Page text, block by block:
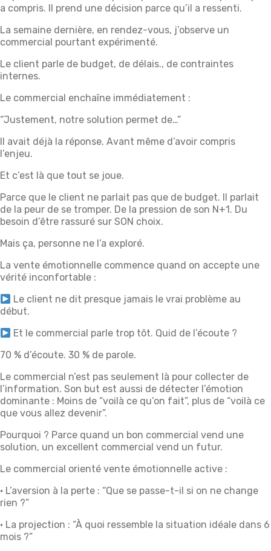
a compris. Il prend une décision parce qu’il a ressenti.
La semaine dernière, en rendez-vous, j’observe un
commercial pourtant expérimenté.
Le client parle de budget, de délais., de contraintes
internes.
Le commercial enchaîne immédiatement :
“Justement, notre solution permet de…”
Il avait déjà la réponse. Avant même d’avoir compris
l’enjeu.
Et c’est là que tout se joue.
Parce que le client ne parlait pas que de budget. Il parlait
de la peur de se tromper. De la pression de son N+1. Du
besoin d’être rassuré sur SON choix.
Mais ça, personne ne l’a exploré.
La vente émotionnelle commence quand on accepte une
vérité inconfortable :
Le client ne dit presque jamais le vrai problème au
début.
Et le commercial parle trop tôt. Quid de l’écoute ?
70 % d’écoute. 30 % de parole.
Le commercial n’est pas seulement là pour collecter de
l’information. Son but est aussi de détecter l’émotion
dominante : Moins de “voilà ce qu’on fait”, plus de “voilà ce
que vous allez devenir”.
Pourquoi ? Parce quand un bon commercial vend une
solution, un excellent commercial vend un futur.
Le commercial orienté vente émotionnelle active :
• L’aversion à la perte : “Que se passe-t-il si on ne change
rien ?”
• La projection : “À quoi ressemble la situation idéale dans 6
mois ?”